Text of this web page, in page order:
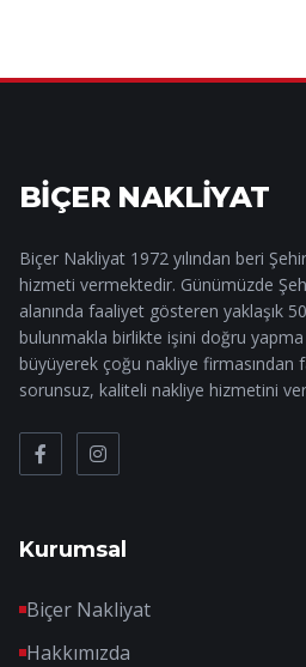
BİÇER NAKLİYAT
Biçer Nakliyat 1972 yılından beri
hizmeti vermektedir. Günümüzde
alanında faaliyet gösteren yaklaşık
bulunmakla birlikte işini doğru yapma
büyüyerek çoğu nakliye firmasından
sorunsuz, kaliteli nakliye hizmetini
Kurumsal
Biçer Nakliyat
Hakkımızda